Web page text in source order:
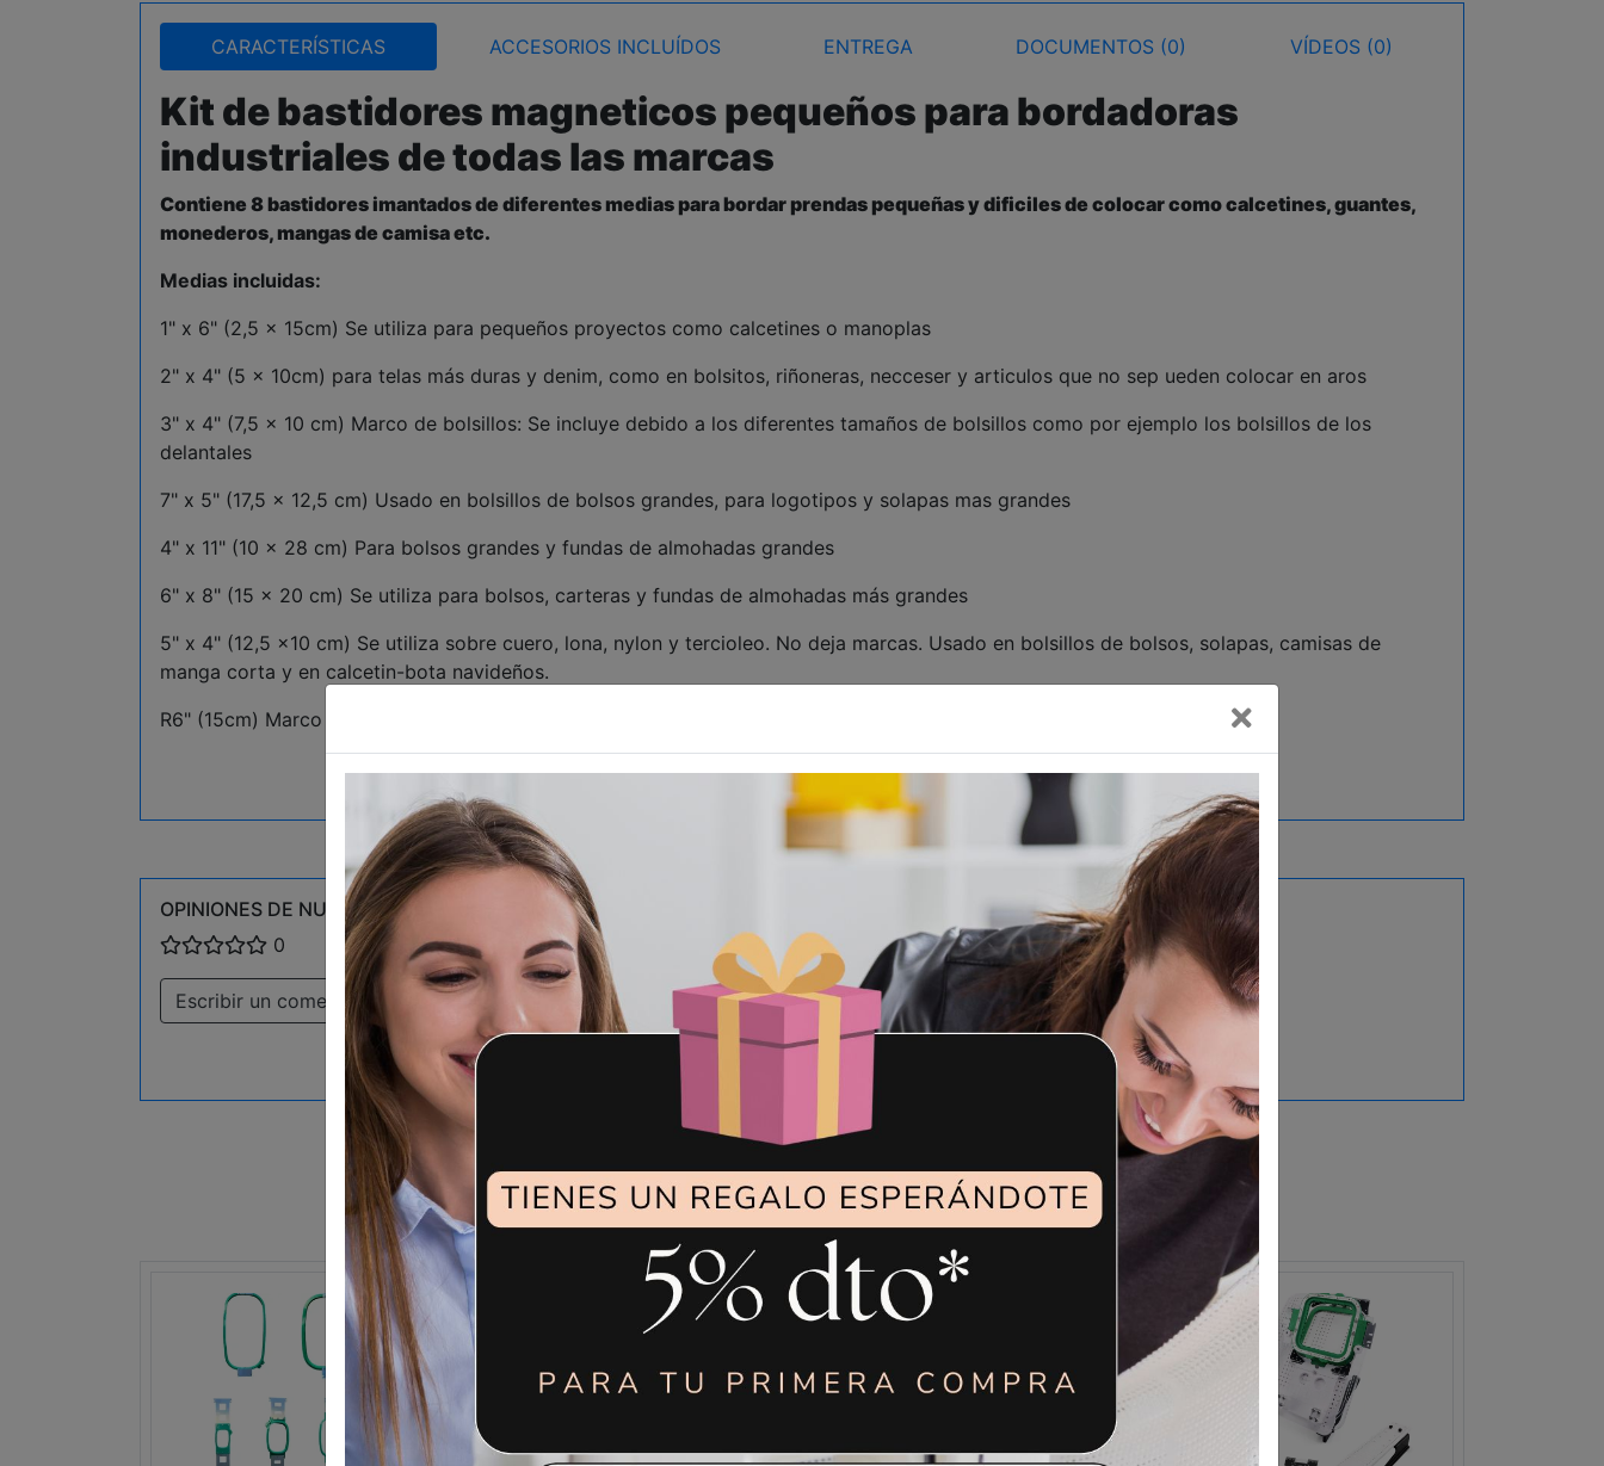
CARACTERÍSTICAS ACCESORIOS INCLUÍDOS ENTREGA DOCUMENTOS (0) VÍDEOS (0)
Kit de bastidores magneticos pequeños para bordadoras
industriales de todas las marcas
Contiene 8 bastidores imantados de diferentes medias para bordar prendas pequeñas y dificiles de colocar como calcetines, guantes,
monederos, mangas de camisa etc.
Medias incluidas:
1" x 6" (2,5 x 15cm) Se utiliza para pequeños proyectos como calcetines o manoplas
2" x 4" (5 x 10cm) para telas más duras y denim, como en bolsitos, riñoneras, necceser y articulos que no sep ueden colocar en aros
3" x 4" (7,5 x 10 cm) Marco de bolsillos: Se incluye debido a los diferentes tamaños de bolsillos como por ejemplo los bolsillos de los
delantales
7" x 5" (17,5 x 12,5 cm) Usado en bolsillos de bolsos grandes, para logotipos y solapas mas grandes
4" x 11" (10 x 28 cm) Para bolsos grandes y fundas de almohadas grandes
6" x 8" (15 x 20 cm) Se utiliza para bolsos, carteras y fundas de almohadas más grandes
5" x 4" (12,5 x10 cm) Se utiliza sobre cuero, lona, nylon y tercioleo. No deja marcas. Usado en bolsillos de bolsos, solapas, camisas de
manga corta y en calcetin-bota navideños.
R6" (15cm) Marco para lados y parte trasera de sombreros, gorros de lluvia, puños de mangas, cuellos etc
OPINIONES DE NUESTROS CLIENTES
0
Escribir un comentario
También te puede interesar